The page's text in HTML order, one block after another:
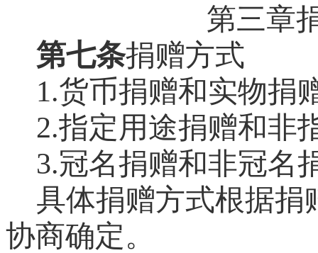
第三章
第七条捐赠方式
1.货币捐赠和实物捐
2.指定用途捐赠和非
3.冠名捐赠和非冠名
具体捐赠方式根据捐
协商确定。